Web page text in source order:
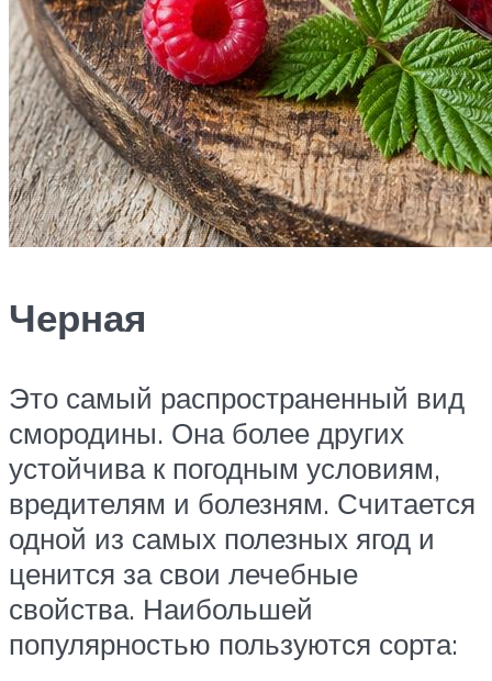
Черная
Это самый распространенный вид
смородины. Она более других
устойчива к погодным условиям,
вредителям и болезням. Считается
одной из самых полезных ягод и
ценится за свои лечебные
свойства. Наибольшей
популярностью пользуются сорта: